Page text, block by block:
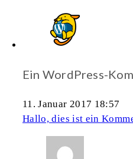
Ein WordPress-
11. Januar 2017 18:57
Hallo, dies ist ein